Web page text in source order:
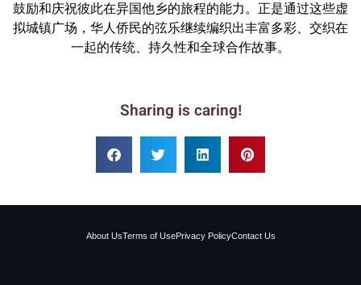
鼓励和庆祝彼此在异国他乡的旅程的能力。正是通过这些虚
拟城镇广场，华人侨民的弦乐继续编织出丰富多彩、交织在
一起的传统、持久性和全球合作故事。
Sharing is caring!
About UsTerms of UsePrivacy PolicyContact Us